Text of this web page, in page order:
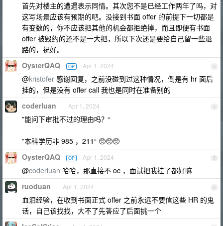
首先对楼主的遭遇表示同情。其次您不是已经工作两年了吗，对
这写场景应该有预期的吧。没接到书面 offer 的前提下一切都是
有变数的，你不应该把其他的机会都拒绝掉，而且即便有书面
offer 被毁约的还不是一大把，所以下次还是要给自己留一些退
路的，祝好。
3
OysterQAQ OP Apr 1, 2024
@kristofer 感谢回复，之前没碰到过这种情况，倒是有 hr 面后
挂的，但是没有 offer call 我也是同时在准备别的
4
coderluan Apr 1, 2024
”能问下审批不过的理由吗？“
”本科学历非 985 ，211“ 🥺🥺🥺
5
OysterQAQ OP Apr 1, 2024
@coderluan 哈哈，那直接不 oc ，面试把我挂了都好嘛
6
ruoduan Apr 1, 2024
血泪经验，在收到书面正式 offer 之前永远不要信这些 HR 的鬼
话，自己该找找，大不了先答应了后面挑一个